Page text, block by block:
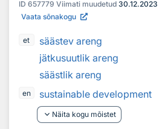
ID 657779 Viimati muudetud 30.12.2023
Vaata sõnakogu
et
säästev areng
jätkusuutlik areng
säästlik areng
en
sustainable development
keyboard_arrow_down Näita kogu mõistet